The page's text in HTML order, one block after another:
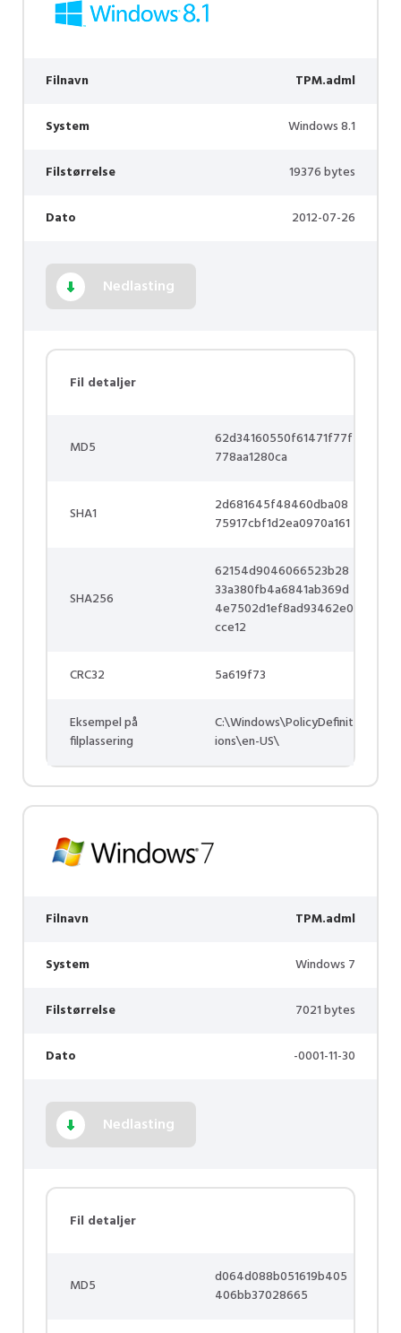
Filnavn TPM.adml
System Windows 8.1
Filstørrelse 19376 bytes
Dato 2012-07-26
Nedlasting
Fil detaljer
MD5
62d34160550f61471f77f
778aa1280ca
SHA1
2d681645f48460dba08
75917cbf1d2ea0970a161
SHA256
62154d9046066523b28
33a380fb4a6841ab369d
4e7502d1ef8ad93462e0
cce12
CRC32 5a619f73
Eksempel på
filplassering
C:\Windows\PolicyDefinit
ions\en-US\
Filnavn TPM.adml
System Windows 7
Filstørrelse 7021 bytes
Dato -0001-11-30
Nedlasting
Fil detaljer
MD5
d064d088b051619b405
406bb37028665